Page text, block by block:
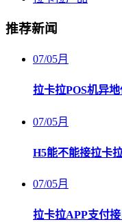
推荐新闻
07/05月
拉卡拉POS机异
07/05月
H5能不能接拉卡
07/05月
拉卡拉APP支付